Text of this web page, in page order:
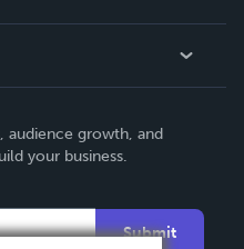
audience growth, and
your business.
Submit